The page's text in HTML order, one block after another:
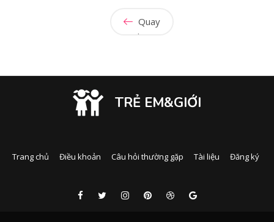
Quay
lại
TRẺ EM&GIỚI
Trang chủ Điều khoản Câu hỏi thường gặp Tài liệu Đăng ký